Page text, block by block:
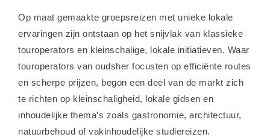
Op maat gemaakte groepsreizen met unieke lokale
ervaringen zijn ontstaan op het snijvlak van klassieke
touroperators en kleinschalige, lokale initiatieven. Waar
touroperators van oudsher focusten op efficiënte routes
en scherpe prijzen, begon een deel van de markt zich
te richten op kleinschaligheid, lokale gidsen en
inhoudelijke thema’s zoals gastronomie, architectuur,
natuurbehoud of vakinhoudelijke studiereizen.